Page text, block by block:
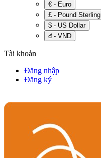
€ - Euro
£ - Pound Sterling
$ - US Dollar
đ - VND
Tài khoản
Đăng nhập
Đăng ký